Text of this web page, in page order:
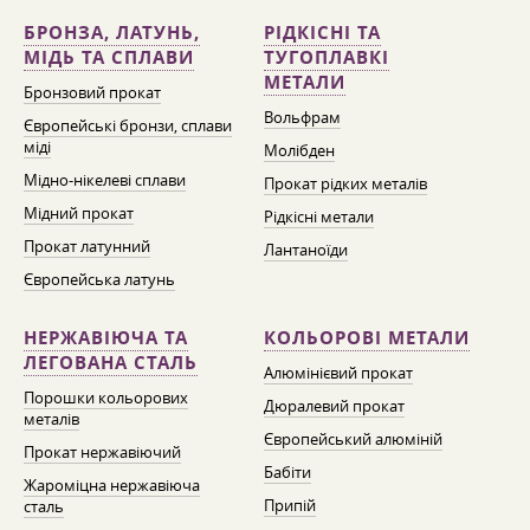
БРОНЗА, ЛАТУНЬ,
МІДЬ ТА СПЛАВИ
Бронзовий прокат
Європейські бронзи, сплави
міді
Мідно-нікелеві сплави
Мідний прокат
Прокат латунний
Європейська латунь
РІДКІСНІ ТА
ТУГОПЛАВКІ
МЕТАЛИ
Вольфрам
Молібден
Прокат рідких металів
Рідкісні метали
Лантаноїди
НЕРЖАВІЮЧА ТА
ЛЕГОВАНА СТАЛЬ
Порошки кольорових
металів
Прокат нержавіючий
Жароміцна нержавіюча
сталь
КОЛЬОРОВІ МЕТАЛИ
Алюмінієвий прокат
Дюралевий прокат
Європейський алюміній
Бабіти
Припій